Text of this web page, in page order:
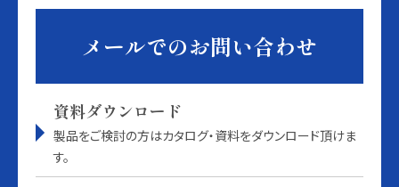
メールでのお問い合わせ
資料ダウンロード
製品をご検討の方はカタログ・資料をダウンロード頂けま
す。